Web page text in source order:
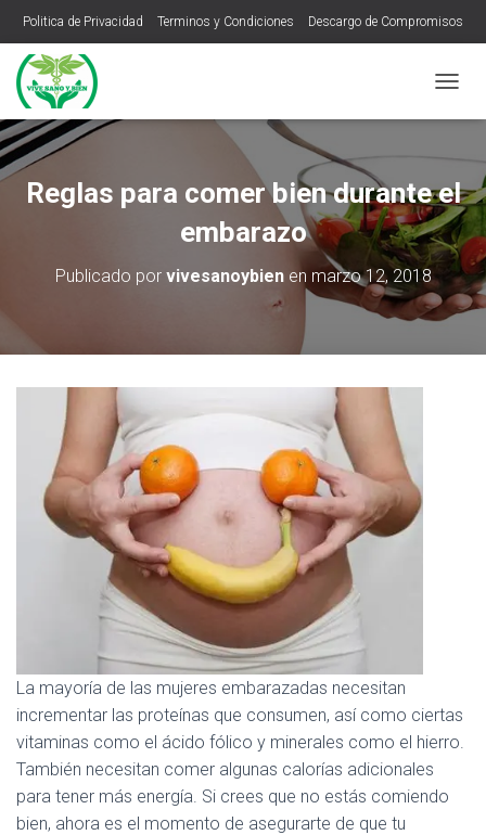
Politica de Privacidad Terminos y Condiciones Descargo de Compromisos
A
A
R
M
O
O
Reglas para comer bien durante el
embarazo
Publicado por vivesanoybienen marzo 12, 2018
La mayoría de las mujeres embarazadas necesitan
incrementar las proteínas que consumen, así como ciertas
vitaminas como el ácido fólico y minerales como el hierro.
También necesitan comer algunas calorías adicionales
para tener más energía. Si crees que no estás comiendo
bien, ahora es el momento de asegurarte de que tu